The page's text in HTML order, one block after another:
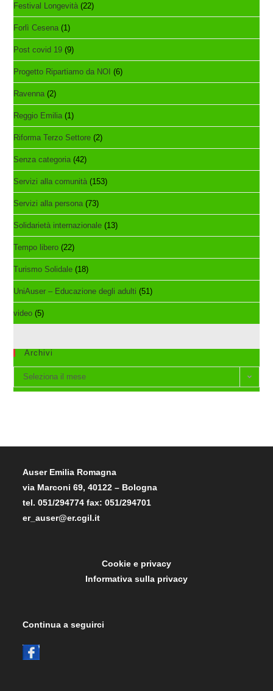
Festival Longevità (22)
Forlì Cesena (1)
Post covid 19 (9)
Progetto Ripartiamo da NOI (6)
Ravenna (2)
Reggio Emilia (1)
Riforma Terzo Settore (2)
Senza categoria (42)
Servizi alla comunità (153)
Servizi alla persona (73)
Solidarietà internazionale (13)
Tempo libero (22)
Turismo Solidale (18)
UniAuser – Educazione degli adulti (51)
video (5)
Archivi
Archivi
Seleziona il mese
Auser Emilia Romagna
via Marconi 69, 40122 – Bologna
tel. 051/294774 fax: 051/294701
er_auser@er.cgil.it
Cookie e privacy
Informativa sulla privacy
Continua a seguirci